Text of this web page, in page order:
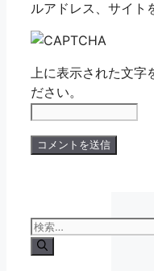
ルアドレス、サイト
上に表示された文字
ださい。
検
索: